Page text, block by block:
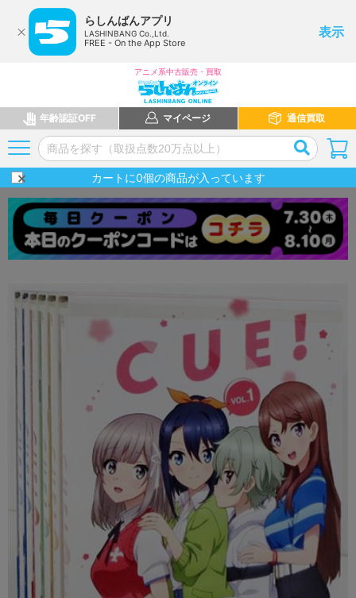
らしんばんアプリ
LASHINBANG Co.,Ltd.
FREE - On the App Store
表示
アニメ系中古販売・買取
年齢認証OFF マイページ 通信買取
カートに0個の商品が入っています